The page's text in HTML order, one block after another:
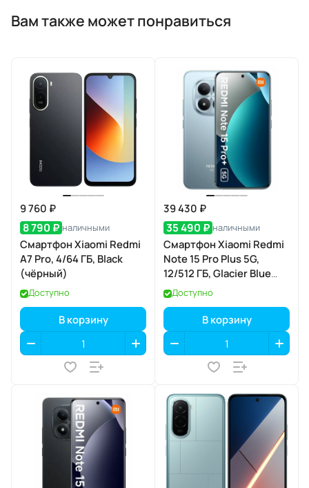
Вам также может понравиться
9 760 ₽
8 790 ₽ наличными
Смартфон Xiaomi Redmi
A7 Pro, 4/64 ГБ, Black
(чёрный)
Доступно
В корзину
39 430 ₽
35 490 ₽ наличными
Смартфон Xiaomi Redmi
Note 15 Pro Plus 5G,
12/512 ГБ, Glacier Blue
(голубой лёд)
Доступно
В корзину